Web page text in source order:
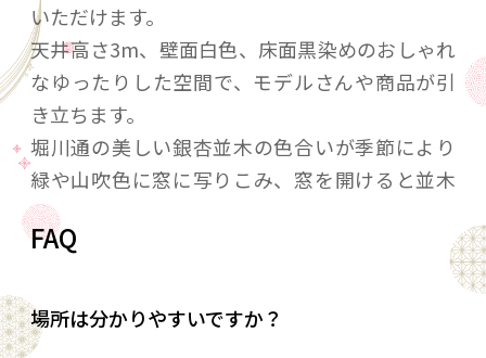
いただけます。
天井高さ3m、壁面白色、床面黒染めのおしゃれ
なゆったりした空間で、モデルさんや商品が引
き立ちます。
堀川通の美しい銀杏並木の色合いが季節により
緑や山吹色に窓に写りこみ、窓を開けると並木
と本法寺の本堂を望むことができます。
①空室状況をこちらからご確認ください。
②利用希望日をお電話075-432-3145（ジーワン
FAQ
場所は分かりやすいですか？